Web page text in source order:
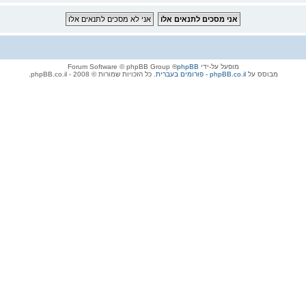
מופעל על-ידי phpBB
® Forum Software © phpBB Group
מבוסס עלphpBB.co.il - פורומים בעברית . כל הזכויות שמורות © 2008 - phpBB.co.il.